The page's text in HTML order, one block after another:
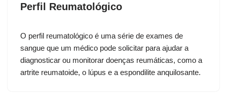
Perfil Reumatológico
O perfil reumatológico é uma série de exames de
sangue que um médico pode solicitar para ajudar a
diagnosticar ou monitorar doenças reumáticas, como a
artrite reumatoide, o lúpus e a espondilite anquilosante.